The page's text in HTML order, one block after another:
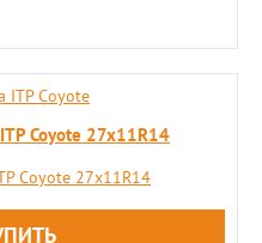
Coyote 27x11R14
Coyote 27x11R14